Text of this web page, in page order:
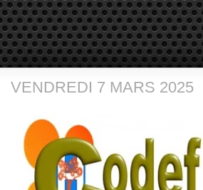
VENDREDI 7 MARS 2025